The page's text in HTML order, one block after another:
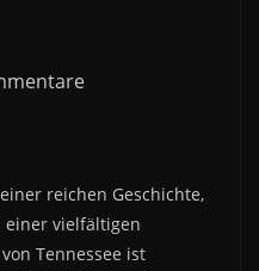
reichen Geschichte,
vielfältigen
Tennessee ist